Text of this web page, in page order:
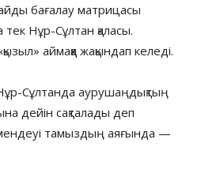
бағалау матрицасы
Нұр-Сұлтан қаласы.
аймаққа жақындап келеді.
Сұлтанда аурушаңдықтың
дейін сақталады деп
тамыздың аяғында —